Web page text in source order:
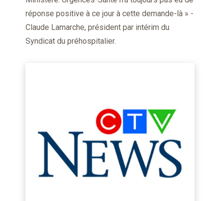
réponse positive à ce jour à cette demande-là » -
Claude Lamarche, président par intérim du
Syndicat du préhospitalier.